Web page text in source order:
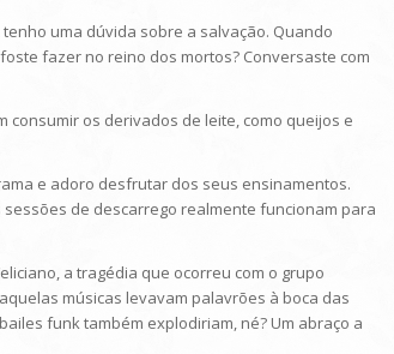
tenho uma dúvida sobre a salvação. Quando
fazer no reino dos mortos? Conversaste com
consumir os derivados de leite, como queijos e
e adoro desfrutar dos seus ensinamentos.
de descarrego realmente funcionam para
a tragédia que ocorreu com o grupo
músicas levavam palavrões à boca das
funk também explodiriam, né? Um abraço a